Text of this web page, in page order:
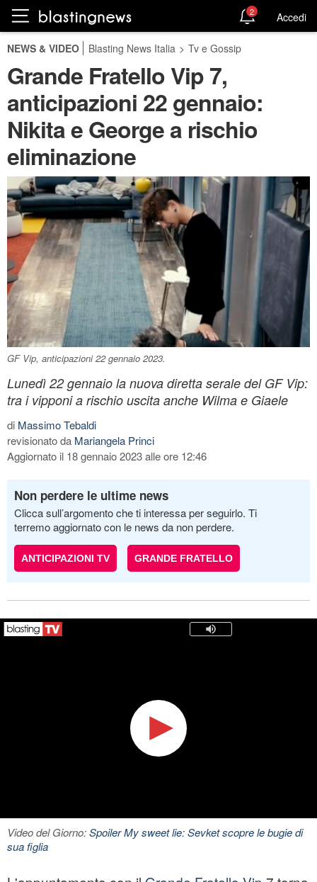
2 Accedi
NEWS & VIDEO Blasting News Italia > Tv e Gossip
Grande Fratello Vip 7,
anticipazioni 22 gennaio:
Nikita e George a rischio
eliminazione
GF Vip, anticipazioni 22 gennaio 2023.
Lunedì 22 gennaio la nuova diretta serale del GF Vip:
tra i vipponi a rischio uscita anche Wilma e Giaele
di Massimo Tebaldi
revisionato da Mariangela Princi
Aggiornato il 18 gennaio 2023 alle ore 12:46
Non perdere le ultime news
Clicca sull’argomento che ti interessa per seguirlo. Ti
terremo aggiornato con le news da non perdere.
ANTICIPAZIONI TV GRANDE FRATELLO
Video del Giorno:Spoiler My sweet lie: Sevket scopre le bugie di
sua figlia